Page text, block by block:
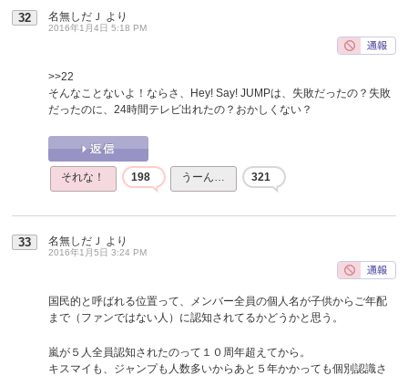
32 名無しだＪ より
2016年1月4日 5:18 PM
>>22
そんなことないよ！ならさ、Hey! Say! JUMPは、失敗だったの？失敗
だったのに、24時間テレビ出れたの？おかしくない？
それな！ 198 うーん… 321
33 名無しだＪ より
2016年1月5日 3:24 PM
国民的と呼ばれる位置って、メンバー全員の個人名が子供からご年配
まで（ファンではない人）に認知されてるかどうかと思う。
嵐が５人全員認知されたのって１０周年超えてから。
キスマイも、ジャンプも人数多いからあと５年かかっても個別認識さ